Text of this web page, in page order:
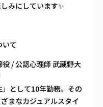
みにしています✨
て
/ 公認心理師 武蔵野大
として10年勤務。その
まなカジュアルスタイ